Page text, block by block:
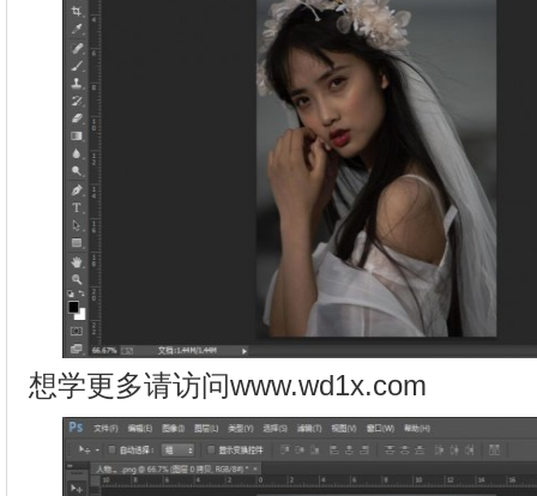
想学更多请访问www.wd1x.com